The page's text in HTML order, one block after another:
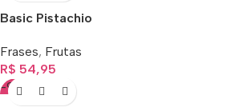
Basic Pistachio
Frases, Frutas
R$ 54,95
-9%